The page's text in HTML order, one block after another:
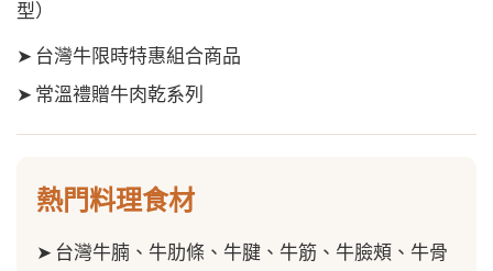
型）
➤ 台灣牛限時特惠組合商品
➤ 常溫禮贈牛肉乾系列
熱門料理食材
➤ 台灣牛腩、牛肋條、牛腱、牛筋、 牛臉頰、牛骨